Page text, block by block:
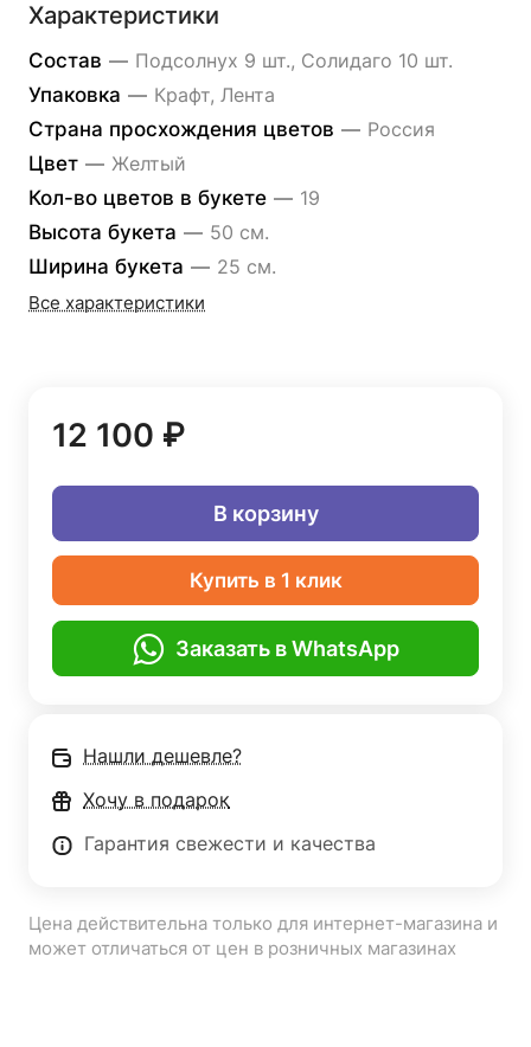
Характеристики
Состав — Подсолнух 9 шт., Солидаго 10 шт.
Упаковка — Крафт, Лента
Страна просхождения цветов — Россия
Цвет — Желтый
Кол-во цветов в букете — 19
Высота букета — 50 см.
Ширина букета — 25 см.
Все характеристики
12 100 ₽
В корзину
Купить в 1 клик
Заказать в WhatsApp
Нашли дешевле?
Хочу в подарок
Гарантия свежести и качества
Цена действительна только для интернет-магазина и
может отличаться от цен в розничных магазинах